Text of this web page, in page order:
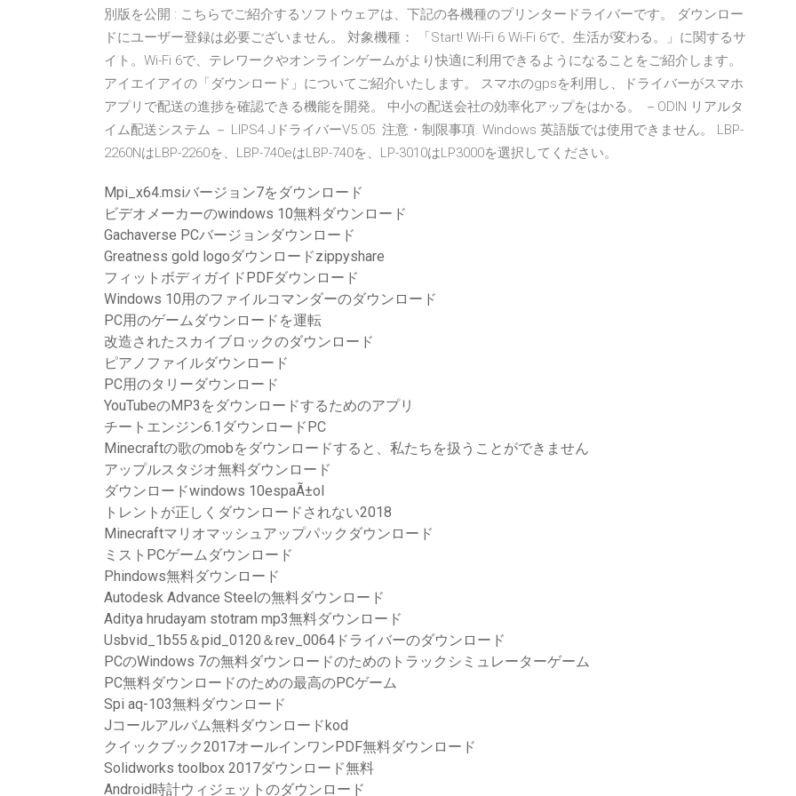
別版を公開 : こちらでご紹介するソフトウェアは、下記の各機種のプリンタードライバーです。 ダウンロー
ドにユーザー登録は必要ございません。 対象機種： 「Start! Wi-Fi 6 Wi-Fi 6で、生活が変わる。」に関するサ
イト。Wi-Fi 6で、テレワークやオンラインゲームがより快適に利用できるようになることをご紹介します。
アイエイアイの「ダウンロード」についてご紹介いたします。 スマホのgpsを利用し、ドライバーがスマホ
アプリで配送の進捗を確認できる機能を開発。 中小の配送会社の効率化アップをはかる。 －ODIN リアルタ
イム配送システム － LIPS4 JドライバーV5.05. 注意・制限事項. Windows 英語版では使用できません。 LBP-
2260NはLBP-2260を、LBP-740eはLBP-740を、LP-3010はLP3000を選択してください。
Mpi_x64.msiバージョン7をダウンロード
ビデオメーカーのwindows 10無料ダウンロード
Gachaverse PCバージョンダウンロード
Greatness gold logoダウンロードzippyshare
フィットボディガイドPDFダウンロード
Windows 10用のファイルコマンダーのダウンロード
PC用のゲームダウンロードを運転
改造されたスカイブロックのダウンロード
ピアノファイルダウンロード
PC用のタリーダウンロード
YouTubeのMP3をダウンロードするためのアプリ
チートエンジン6.1ダウンロードPC
Minecraftの歌のmobをダウンロードすると、私たちを扱うことができません
アップルスタジオ無料ダウンロード
ダウンロードwindows 10espaÃ±ol
トレントが正しくダウンロードされない2018
Minecraftマリオマッシュアップパックダウンロード
ミストPCゲームダウンロード
Phindows無料ダウンロード
Autodesk Advance Steelの無料ダウンロード
Aditya hrudayam stotram mp3無料ダウンロード
Usbvid_1b55＆pid_0120＆rev_0064ドライバーのダウンロード
PCのWindows 7の無料ダウンロードのためのトラックシミュレーターゲーム
PC無料ダウンロードのための最高のPCゲーム
Spi aq-103無料ダウンロード
Jコールアルバム無料ダウンロードkod
クイックブック2017オールインワンPDF無料ダウンロード
Solidworks toolbox 2017ダウンロード無料
Android時計ウィジェットのダウンロード